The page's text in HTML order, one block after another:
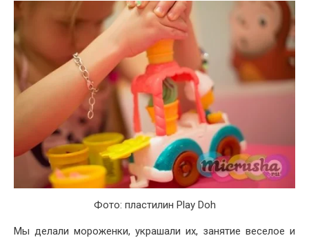
Фото: пластилин Play Doh
Мы делали мороженки, украшали их, занятие веселое и